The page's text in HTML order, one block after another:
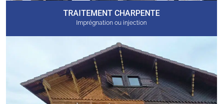
TRAITEMENT CHARPENTE
Imprégnation ou injection